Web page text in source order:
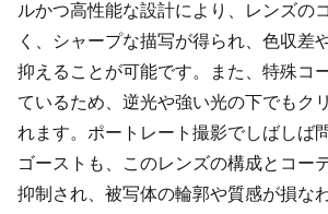
ルかつ高性能な設計により、レンズの
く、シャープな描写が得られ、色収差
抑えることが可能です。また、特殊コ
ているため、逆光や強い光の下でもク
れます。ポートレート撮影でしばしば
ゴーストも、このレンズの構成とコー
抑制され、被写体の輪郭や質感が損な